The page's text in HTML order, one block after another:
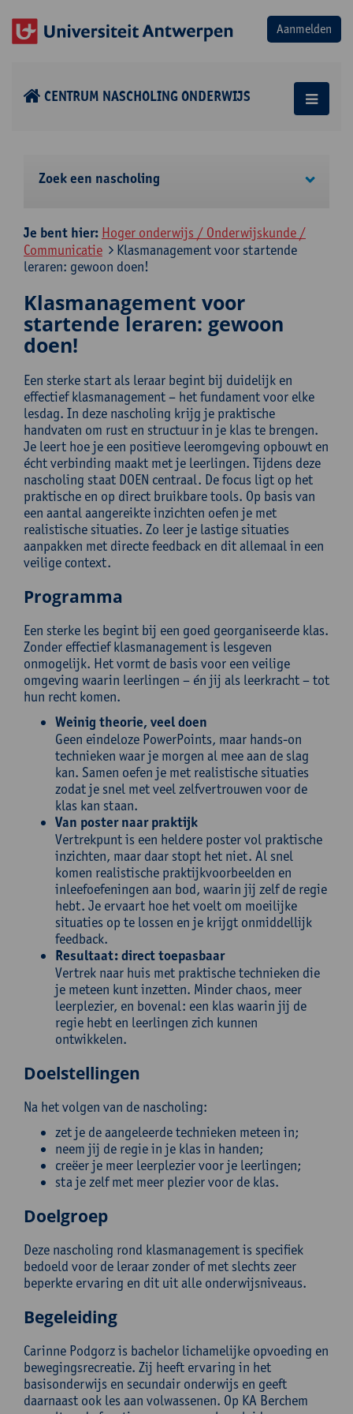
CENTRUM NASCHOLING ONDERWIJS
Zoek een nascholing
Je bent hier: Hoger onderwijs / Onderwijskunde /
Communicatie
Klasmanagement voor startende
leraren: gewoon doen!
Klasmanagement voor
startende leraren: gewoon
doen!
Een sterke start als leraar begint bij duidelijk en
effectief klasmanagement – het fundament voor elke
lesdag. In deze nascholing krijg je praktische
handvaten om rust en structuur in je klas te brengen.
Je leert hoe je een positieve leeromgeving opbouwt en
écht verbinding maakt met je leerlingen. Tijdens deze
nascholing staat DOEN centraal. De focus ligt op het
praktische en op direct bruikbare tools. Op basis van
een aantal aangereikte inzichten oefen je met
realistische situaties. Zo leer je lastige situaties
aanpakken met directe feedback en dit allemaal in een
veilige context.
Programma
Een sterke les begint bij een goed georganiseerde klas.
Zonder effectief klasmanagement is lesgeven
onmogelijk. Het vormt de basis voor een veilige
omgeving waarin leerlingen – én jij als leerkracht – tot
hun recht komen.
Weinig theorie, veel doen
Geen eindeloze PowerPoints, maar hands-on
technieken waar je morgen al mee aan de slag
kan. Samen oefen je met realistische situaties
zodat je snel met veel zelfvertrouwen voor de
klas kan staan.
Van poster naar praktijk
Vertrekpunt is een heldere poster vol praktische
inzichten, maar daar stopt het niet. Al snel
komen realistische praktijkvoorbeelden en
inleefoefeningen aan bod, waarin jij zelf de regie
hebt. Je ervaart hoe het voelt om moeilijke
situaties op te lossen en je krijgt onmiddellijk
feedback.
Resultaat: direct toepasbaar
Vertrek naar huis met praktische technieken die
je meteen kunt inzetten. Minder chaos, meer
leerplezier, en bovenal: een klas waarin jij de
regie hebt en leerlingen zich kunnen
ontwikkelen.
Doelstellingen
Na het volgen van de nascholing:
zet je de aangeleerde technieken meteen in;
neem jij de regie in je klas in handen;
creëer je meer leerplezier voor je leerlingen;
sta je zelf met meer plezier voor de klas.
Doelgroep
Deze nascholing rond klasmanagement is specifiek
bedoeld voor de leraar zonder of met slechts zeer
beperkte ervaring en dit uit alle onderwijsniveaus.
Begeleiding
Carinne Podgorz is bachelor lichamelijke opvoeding en
bewegingsrecreatie. Zij heeft ervaring in het
basisonderwijs en secundair onderwijs en geeft
daarnaast ook les aan volwassenen. Op KA Berchem